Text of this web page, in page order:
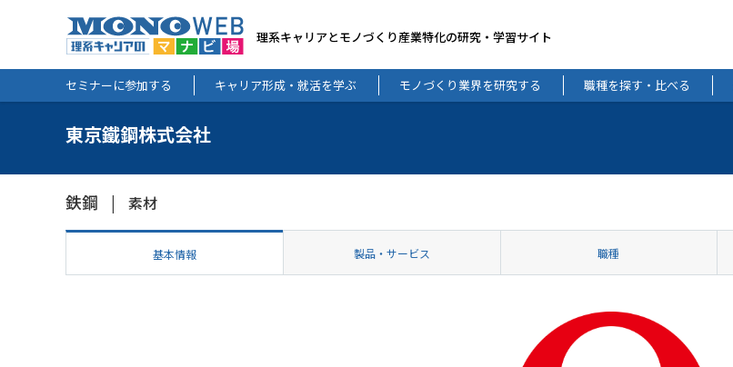
理系キャリアとモノづくり産業特化の研究・学習サイト
セミナーに参加する キャリア形成・就活を学ぶ モノづくり業界を研究する 職種を探す・比べる
東京鐵鋼株式会社
鉄鋼 素材
基本情報 製品・サービス 職種